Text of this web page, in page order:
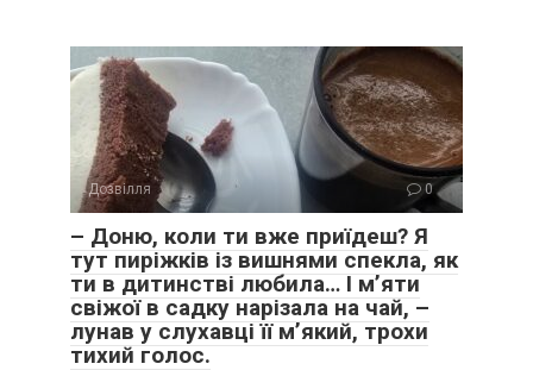
Дозвілля 0
– Доню, коли ти вже приїдеш? Я
тут пиріжків із вишнями спекла, як
ти в дитинстві любила… І м’яти
свіжої в садку нарізала на чай, –
лунав у слухавці її м’який, трохи
тихий голос.